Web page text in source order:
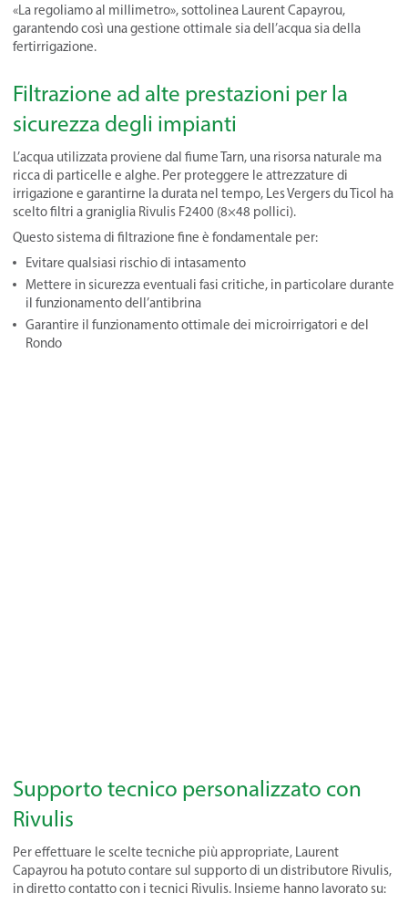
«La regoliamo al millimetro», sottolinea Laurent Capayrou,
garantendo così una gestione ottimale sia dell’acqua sia della
fertirrigazione.
Filtrazione ad alte prestazioni per la
sicurezza degli impianti
L’acqua utilizzata proviene dal fiume Tarn, una risorsa naturale ma
ricca di particelle e alghe. Per proteggere le attrezzature di
irrigazione e garantirne la durata nel tempo, Les Vergers du Ticol ha
scelto filtri a graniglia Rivulis F2400 (8×48 pollici).
Questo sistema di filtrazione fine è fondamentale per:
Evitare qualsiasi rischio di intasamento
Mettere in sicurezza eventuali fasi critiche, in particolare durante
il funzionamento dell’antibrina
Garantire il funzionamento ottimale dei microirrigatori e del
Rondo
Supporto tecnico personalizzato con
Rivulis
Per effettuare le scelte tecniche più appropriate, Laurent
Capayrou ha potuto contare sul supporto di un distributore Rivulis,
in diretto contatto con i tecnici Rivulis. Insieme hanno lavorato su: